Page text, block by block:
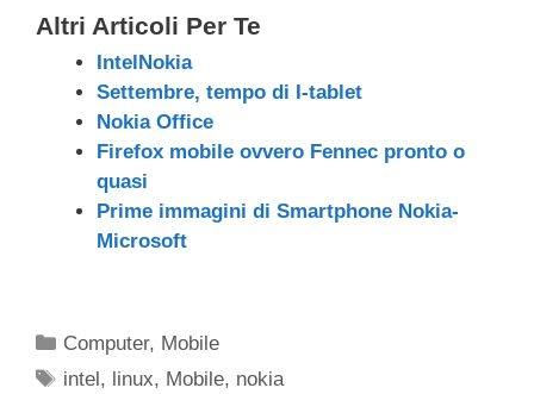
Altri Articoli Per Te
IntelNokia
Settembre, tempo di I-tablet
Nokia Office
Firefox mobile ovvero Fennec pronto o
quasi
Prime immagini di Smartphone Nokia-
Microsoft
Categorie
Computer, Mobile
Tag
intel, linux, Mobile, nokia